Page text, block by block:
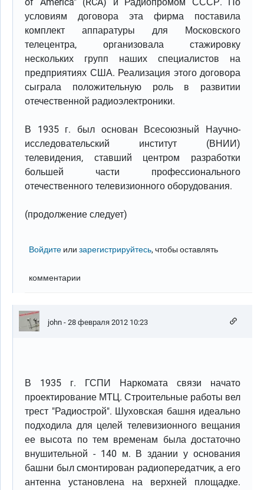
условиям договора эта фирма поставила
комплект аппаратуры для Московского
телецентра, организовала стажировку
нескольких групп наших специалистов на
предприятиях США. Реализация этого договора
сыграла положительную роль в развитии
отечественной радиоэлектроники.
В 1935 г. был основан Всесоюзный Научно-
исследовательский институт (ВНИИ)
телевидения, ставший центром разработки
большей части профессионального
отечественного телевизионного оборудования.
(продолжение следует)
Войдите илизарегистрируйтесь, чтобы оставлять
комментарии
john - 28 февраля 2012 10:23
В 1935 г. ГСПИ Наркомата связи начато
проектирование МТЦ. Строительные работы вел
трест "Радиострой". Шуховская башня идеально
подходила для целей телевизионного вещания
ее высота по тем временам была достаточно
внушительной - 140 м. В здании у основания
башни был смонтирован радиопередатчик, а его
антенна установлена на верхней площадке.